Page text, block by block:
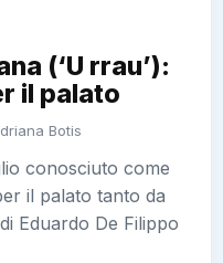
(‘U rrau’):
il palato
Botis
conosciuto come
il palato tanto da
Eduardo De Filippo